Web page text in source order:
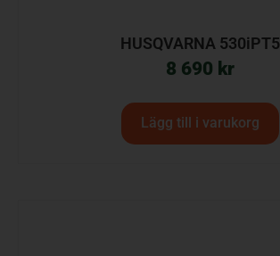
HUSQVARNA 530iPT5
8 690 kr
Lägg till i varukorg